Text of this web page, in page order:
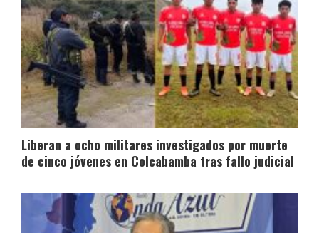
Liberan a ocho militares investigados por muerte
de cinco jóvenes en Colcabamba tras fallo judicial